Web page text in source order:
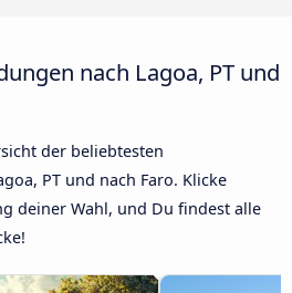
nach Lagoa, PT und
der beliebtesten
PT und nach Faro. Klicke
deiner Wahl, und Du findest alle